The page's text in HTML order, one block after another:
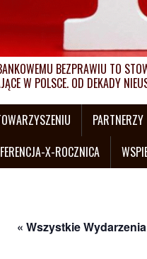
BEZPRAWIU TO
W POLSCE. OD DEKADY
PARTNERZY
X-ROCZNICA
« Wszystkie Wydarzenia